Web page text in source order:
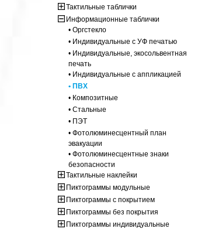
Тактильные таблички
Информационные таблички
• Оргстекло
• Индивидуальные с УФ печатью
• Индивидуальные, экосольвентная
печать
• Индивидуальные с аппликацией
• ПВХ
• Композитные
• Стальные
• ПЭТ
• Фотолюминесцентный план
эвакуации
• Фотолюминесцентные знаки
безопасности
Тактильные наклейки
Пиктограммы модульные
Пиктограммы с покрытием
Пиктограммы без покрытия
Пиктограммы индивидуальные